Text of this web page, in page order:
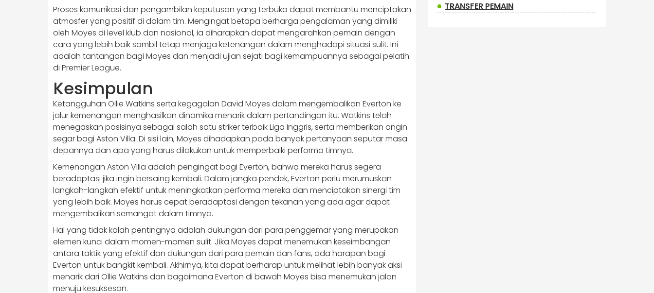
Proses komunikasi dan pengambilan keputusan yang terbuka dapat membantu menciptakan
atmosfer yang positif di dalam tim. Mengingat betapa berharga pengalaman yang dimiliki
oleh Moyes di level klub dan nasional, ia diharapkan dapat mengarahkan pemain dengan
cara yang lebih baik sambil tetap menjaga ketenangan dalam menghadapi situasi sulit. Ini
adalah tantangan bagi Moyes dan menjadi ujian sejati bagi kemampuannya sebagai pelatih
di Premier League.
Kesimpulan
Ketangguhan Ollie Watkins serta kegagalan David Moyes dalam mengembalikan Everton ke
jalur kemenangan menghasilkan dinamika menarik dalam pertandingan itu. Watkins telah
menegaskan posisinya sebagai salah satu striker terbaik Liga Inggris, serta memberikan angin
segar bagi Aston Villa. Di sisi lain, Moyes dihadapkan pada banyak pertanyaan seputar masa
depannya dan apa yang harus dilakukan untuk memperbaiki performa timnya.
Kemenangan Aston Villa adalah pengingat bagi Everton, bahwa mereka harus segera
beradaptasi jika ingin bersaing kembali. Dalam jangka pendek, Everton perlu merumuskan
langkah-langkah efektif untuk meningkatkan performa mereka dan menciptakan sinergi tim
yang lebih baik. Moyes harus cepat beradaptasi dengan tekanan yang ada agar dapat
mengembalikan semangat dalam timnya.
Hal yang tidak kalah pentingnya adalah dukungan dari para penggemar yang merupakan
elemen kunci dalam momen-momen sulit. Jika Moyes dapat menemukan keseimbangan
antara taktik yang efektif dan dukungan dari para pemain dan fans, ada harapan bagi
Everton untuk bangkit kembali. Akhirnya, kita dapat berharap untuk melihat lebih banyak aksi
menarik dari Ollie Watkins dan bagaimana Everton di bawah Moyes bisa menemukan jalan
menuju kesuksesan.
TRANSFER PEMAIN